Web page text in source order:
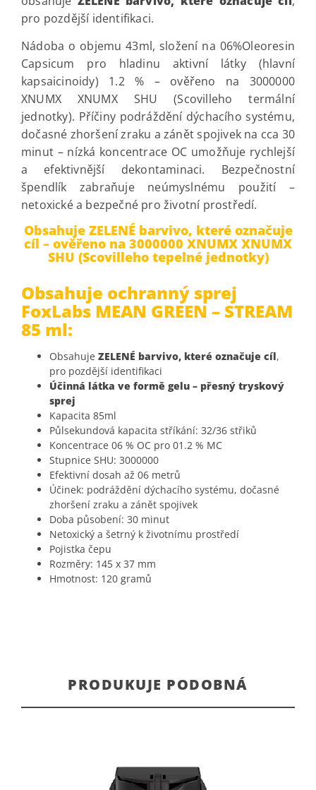
pro pozdější identifikaci.
Nádoba o objemu 43ml, složení na 06%Oleoresin
Capsicum pro hladinu aktivní látky (hlavní
kapsaicinoidy) 1.2 % – ověřeno na 3000000
XNUMX XNUMX SHU (Scovilleho termální
jednotky). Příčiny podráždění dýchacího systému,
dočasné zhoršení zraku a zánět spojivek na cca 30
minut – nízká koncentrace OC umožňuje rychlejší
a efektivnější dekontaminaci. Bezpečnostní
špendlík zabraňuje neúmyslnému použití –
netoxické a bezpečné pro životní prostředí.
Obsahuje ZELENÉ barvivo, které označuje
cíl – ověřeno na 3000000 XNUMX XNUMX
SHU (Scovilleho tepelné jednotky)
Obsahuje ochranný sprej
FoxLabs MEAN GREEN – STREAM
85 ml:
Obsahuje ZELENÉ barvivo, které označuje cíl,
pro pozdější identifikaci
Účinná látka ve formě gelu – přesný tryskový
sprej
Kapacita 85ml
Půlsekundová kapacita stříkání: 32/36 střiků
Koncentrace 06 % OC pro 01.2 % MC
Stupnice SHU: 3000000
Efektivní dosah až 06 metrů
Účinek: podráždění dýchacího systému, dočasné
zhoršení zraku a zánět spojivek
Doba působení: 30 minut
Netoxický a šetrný k životnímu prostředí
Pojistka čepu
Rozměry: 145 x 37 mm
Hmotnost: 120 gramů
PRODUKUJE PODOBNÁ